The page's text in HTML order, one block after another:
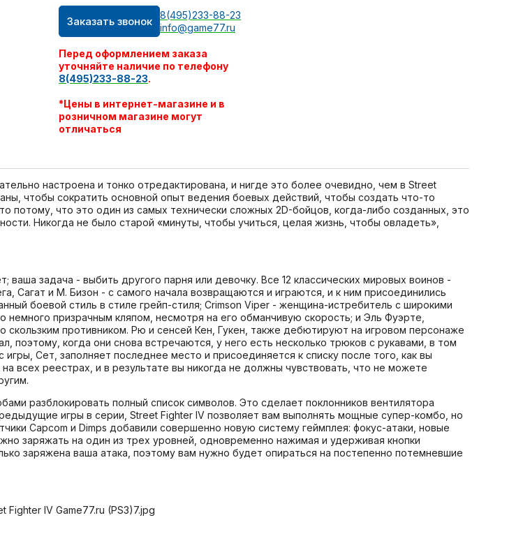
Заказать звонок
8(495)233-88-23
info@game77.ru
Перед оформлением заказа
уточняйте наличие по телефону
8(495)233-88-23.
*Цены в интернет-магазине и в
розничном магазине могут
отличаться
настроена и тонко отредактирована, и нигде это более очевидно, чем в Street
чтобы сократить основной опыт ведения боевых действий, чтобы создать что-то
потому, что это один из самых технически сложных 2D-бойцов, когда-либо созданных, это
Никогда не было старой «минуты, чтобы учиться, целая жизнь, чтобы овладеть»,
задача - выбить другого парня или девочку. Все 12 классических мировых воинов -
Сагат и М. Бизон - с самого начала возвращаются и играются, и к ним присоединились
боевой стиль в стиле грейп-стиля; Crimson Viper - женщина-истребитель с широкими
призрачным кляпом, несмотря на его обманчивую скорость; и Эль Фуэрте,
противником. Рю и сенсей Кен, Гукен, также дебютируют на игровом персонаже
поэтому, когда они снова встречаются, у него есть несколько трюков с рукавами, в том
Сет, заполняет последнее место и присоединяется к списку после того, как вы
всех реестрах, и в результате вы никогда не должны чувствовать, что не можете
разблокировать полный список символов. Это сделает поклонников вентилятора
игры в серии, Street Fighter IV позволяет вам выполнять мощные супер-комбо, но
Capcom и Dimps добавили совершенно новую систему геймплея: фокус-атаки, новые
заряжать на один из трех уровней, одновременно нажимая и удерживая кнопки
заряжена ваша атака, поэтому вам нужно будет опираться на постепенно потемневшие